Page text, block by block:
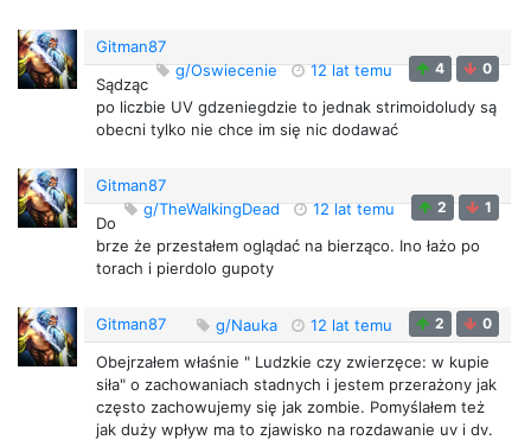
Gitman87
g/Oswiecenie
12 lat temu 4 0
Sądząc
po liczbie UV gdzeniegdzie to jednak strimoidoludy są
obecni tylko nie chce im się nic dodawać
Gitman87
g/TheWalkingDead
12 lat temu 2 1
Do
brze że przestałem oglądać na bierząco. Ino łażo po
torach i pierdolo gupoty
Gitman87 g/Nauka 12 lat temu 2 0
Obejrzałem właśnie " Ludzkie czy zwierzęce: w kupie
siła" o zachowaniach stadnych i jestem przerażony jak
często zachowujemy się jak zombie. Pomyślałem też
jak duży wpływ ma to zjawisko na rozdawanie uv i dv.